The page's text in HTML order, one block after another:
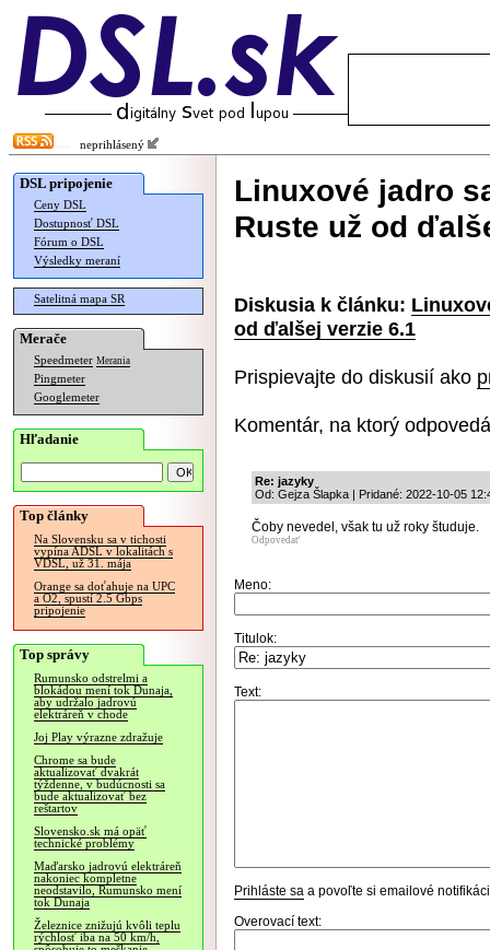
neprihlásený
DSL pripojenie
Ceny DSL
Dostupnosť DSL
Fórum o DSL
Výsledky meraní
Satelitná mapa SR
Merače
Speedmeter Merania
Pingmeter
Googlemeter
Hľadanie
Top články
Na Slovensku sa v tichosti
vypína ADSL v lokalitách s
VDSL, už 31. mája
Orange sa doťahuje na UPC
a O2, spustí 2.5 Gbps
pripojenie
Top správy
Rumunsko odstrelmi a
blokádou mení tok Dunaja,
aby udržalo jadrovú
elektráreň v chode
Joj Play výrazne zdražuje
Chrome sa bude
aktualizovať dvakrát
týždenne, v budúcnosti sa
bude aktualizovať bez
reštartov
Slovensko.sk má opäť
technické problémy
Maďarsko jadrovú elektráreň
nakoniec kompletne
neodstavilo, Rumunsko mení
tok Dunaja
Železnice znižujú kvôli teplu
rýchlosť iba na 50 km/h,
Linuxové jadro
Ruste už od
Diskusia k článku:
od ďalšej verzie 6.1
Prispievajte do diskusií ako
Komentár, na ktorý
Re: jazyky
Od: Gejza Šlapka | Pridané: 2022-10-05
Čoby nevedel, však tu už roky študuje.
Odpovedať
Meno:
Titulok:
Text:
Prihláste sa a povoľte si emailové
Overovací text: